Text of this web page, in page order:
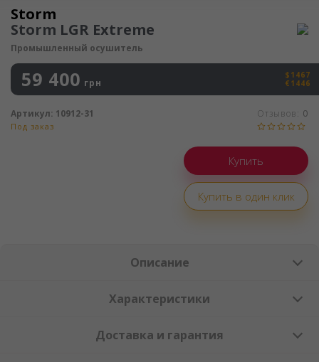
Осушитель воздуха
Storm
Storm LGR Extreme
Промышленный осушитель
59 400 грн
$1467
€1446
Под заказ
Отзывов: 0
Артикул: 10912-31
Купить в один клик
Описание
Характеристики
Доставка и гарантия